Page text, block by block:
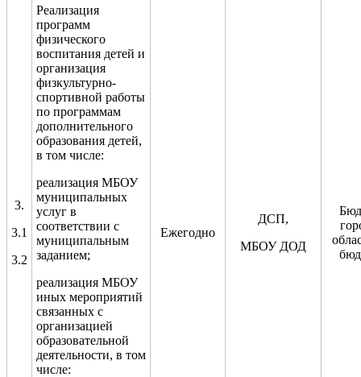
3.
3.1
3.2
Реализация
программ
физического
воспитания детей и
организация
физкультурно-
спортивной работы
по программам
дополнительного
образования детей,
в том числе:
реализация МБОУ
муниципальных
услуг в
соответствии с
муниципальным
заданием;
реализация МБОУ
иных мероприятий
связанных с
организацией
образовательной
деятельности, в том
числе:
Ежегодно
ДСП,
МБОУ ДОД